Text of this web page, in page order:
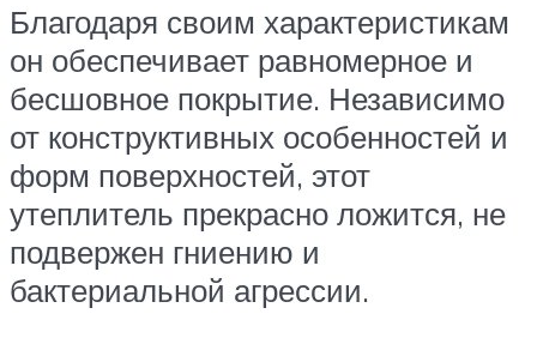
Благодаря своим характеристикам
он обеспечивает равномерное и
бесшовное покрытие. Независимо
от конструктивных особенностей и
форм поверхностей, этот
утеплитель прекрасно ложится, не
подвержен гниению и
бактериальной агрессии.